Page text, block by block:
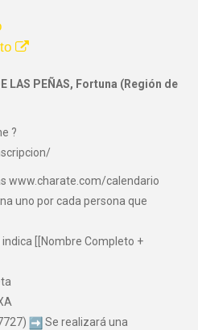
LAS PEÑAS, Fortuna (Región de
?
www.charate.com/calendario
uno por cada persona que
[[Nombre Completo +
Se realizará una